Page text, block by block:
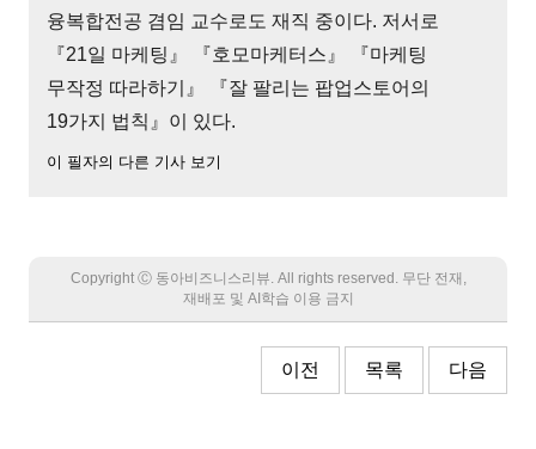
융복합전공 겸임 교수로도 재직 중이다. 저서로
『21일 마케팅』 『호모마케터스』 『마케팅
무작정 따라하기』 『잘 팔리는 팝업스토어의
19가지 법칙』이 있다.
이 필자의 다른 기사 보기
Copyright Ⓒ 동아비즈니스리뷰. All rights reserved. 무단 전재,
재배포 및 AI학습 이용 금지
이전 목록 다음